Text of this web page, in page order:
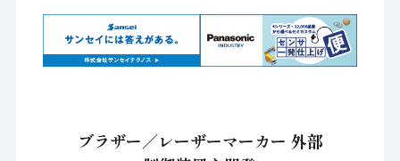
ブラザー／レーザーマーカー 外部